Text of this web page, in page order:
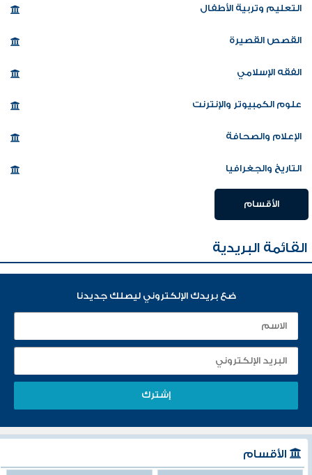
التعليم وتربية الأطفال
القصص القصيرة
الفقه الإسلامي
علوم الكمبيوتر والإنترنت
الإعلام والصحافة
التاريخ والجغرافيا
الأقسام
القائمة البريدية
ضع بريدك الإلكتروني ليصلك جديدنا
الأقسام